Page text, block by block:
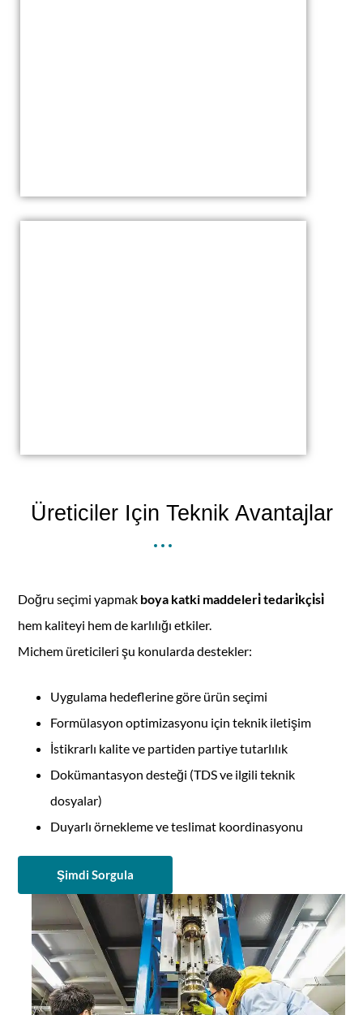
Üreticiler Için Teknik Avantajlar
Doğru seçimi yapmak boya katki maddeleri̇ tedari̇kçi̇si̇
hem kaliteyi hem de karlılığı etkiler.
Michem üreticileri şu konularda destekler:
Uygulama hedeflerine göre ürün seçimi
Formülasyon optimizasyonu için teknik iletişim
İstikrarlı kalite ve partiden partiye tutarlılık
Dokümantasyon desteği (TDS ve ilgili teknik
dosyalar)
Duyarlı örnekleme ve teslimat koordinasyonu
Şimdi Sorgula